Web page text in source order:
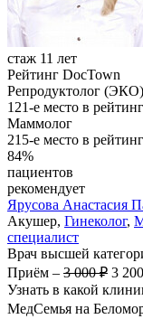
стаж 11 лет
Рейтинг DocTown
Репродуктолог (ЭКО)
121-е место в
Маммолог
215-е место в
84%
пациентов
рекомендует
Ярусова Анастасия
Акушер, Гинеколог,
специалист
Врач высшей
Приём – 3 000 ₽ 3
Узнать в какой
МедСемья на